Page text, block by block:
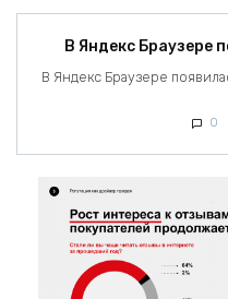
В Яндекс Браузере
В Яндекс Браузере
0